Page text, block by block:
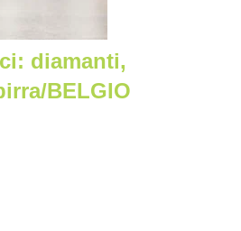
diamanti,
BELGIO